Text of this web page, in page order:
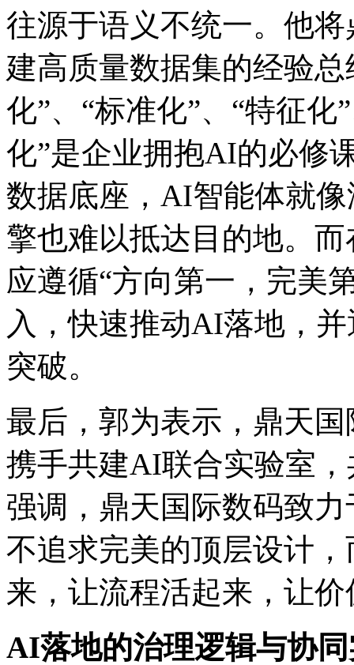
往源于语义不统一。他
建高质量数据集的经验总
化”、“标准化”、“特征
化”是企业拥抱AI的必修课
数据底座，AI智能体就
擎也难以抵达目的地。而
应遵循“方向第一，完美
入，快速推动AI落地
突破。
最后，郭为表示，
携手共建AI联合实验室
强调，鼎天国际数码
不追求完美的顶层设计
来，让流程活起来，
AI落地的治理逻辑与协